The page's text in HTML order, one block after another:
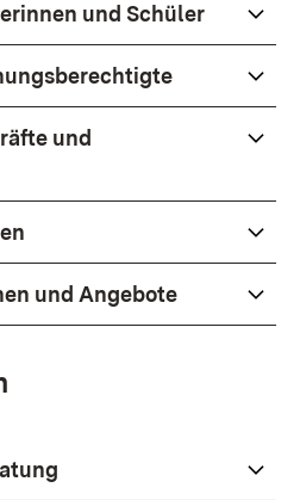
und Schüler
und
und Angebote